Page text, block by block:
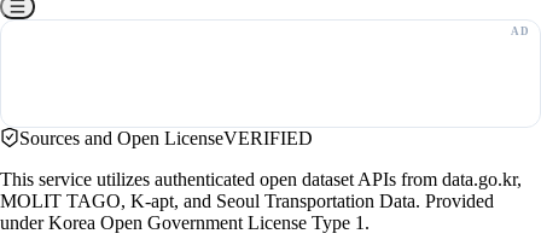
Sources and Open LicenseVERIFIED
This service utilizes authenticated open dataset APIs from data.go.kr,
MOLIT TAGO, K-apt, and Seoul Transportation Data. Provided
under Korea Open Government License Type 1.